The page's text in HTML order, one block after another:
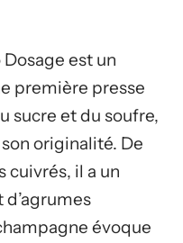
est un
première presse
sucre et du soufre,
originalité. De
cuivrés, il a un
évoque